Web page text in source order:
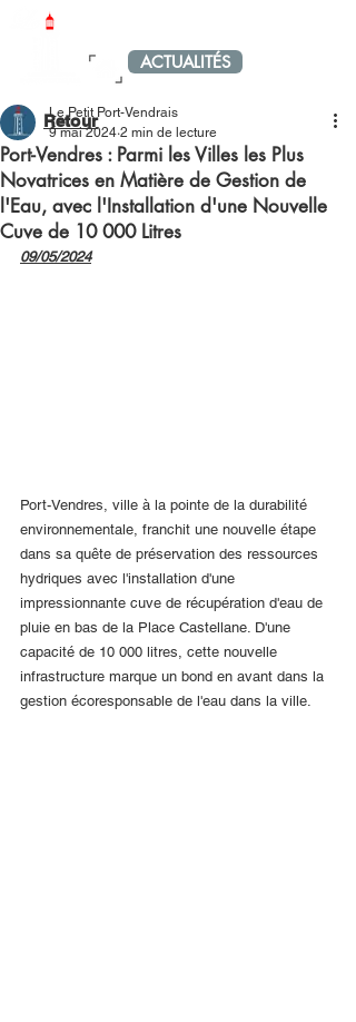
ACTUALITÉS
Port-Vendres : Parmi les Villes les Plus
Novatrices en Matière de Gestion de
l'Eau, avec l'Installation d'une Nouvelle
Cuve de 10 000 Litres
Le Petit Port-Vendrais
9 mai 2024 2 min de lecture
09/05/2024
Port-Vendres, ville à la pointe de la durabilité
environnementale, franchit une nouvelle étape
dans sa quête de préservation des ressources
hydriques avec l'installation d'une
impressionnante cuve de récupération d'eau de
pluie en bas de la Place Castellane. D'une
capacité de 10 000 litres, cette nouvelle
infrastructure marque un bond en avant dans la
gestion écoresponsable de l'eau dans la ville.
Retour